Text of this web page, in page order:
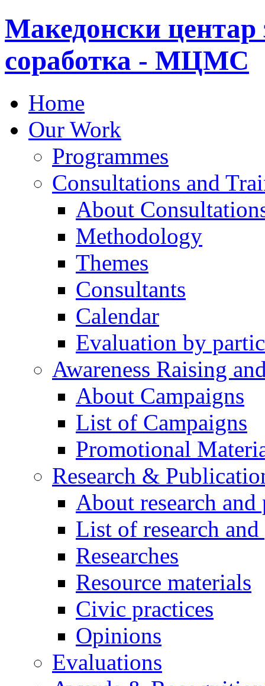
Македонски центар
соработка - МЦМС
Home
Our Work
Programmes
Consultations and
About
Methodology
Themes
Consultants
Calendar
Evaluation by
Awareness Raising
About Campaigns
List of Campaigns
Promotional
Research &
About research
List of research
Researches
Resource materials
Civic practices
Opinions
Evaluations